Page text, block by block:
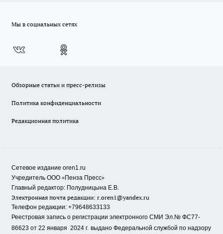
Мы в социальных сетях
Обзорные статьи и пресс-релизы
Политика конфиденциальности
Редакционная политика
Сетевое издание oren1.ru
Учредитель ООО «Пенза Пресс»
Главный редактор: Полудницына Е.В.
Электронная почта редакции: r.oren1@yandex.ru
Телефон редакции: +79648633133
Реестровая запись о регистрации электронного СМИ Эл.№ ФС77-
86623 от 22 января 2024 г. выдано Федеральной службой по надзору